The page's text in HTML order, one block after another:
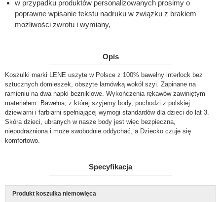
w przypadku produktów personalizowanych prosimy o
poprawne wpisanie tekstu nadruku w związku z brakiem
możliwości zwrotu i wymiany,
Opis
Koszulki marki LENE uszyte w Polsce z 100% bawełny interlock bez
sztucznych domieszek, obszyte lamówką wokół szyi. Zapinane na
ramieniu na dwa napki bezniklowe. Wykończenia rękawów zawiniętym
materiałem. Bawełna, z której szyjemy body, pochodzi z polskiej
dziewiarni i farbiarni spełniającej wymogi standardów dla dzieci do lat 3.
Skóra dzieci, ubranych w nasze body jest więc bezpieczna,
niepodrażniona i może swobodnie oddychać, a Dziecko czuje się
komfortowo.
Specyfikacja
Produkt koszulka niemowlęca